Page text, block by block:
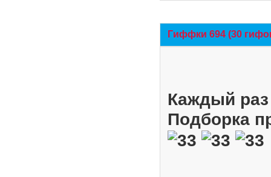
Гиффки 694 (30
Каждый
Подборка